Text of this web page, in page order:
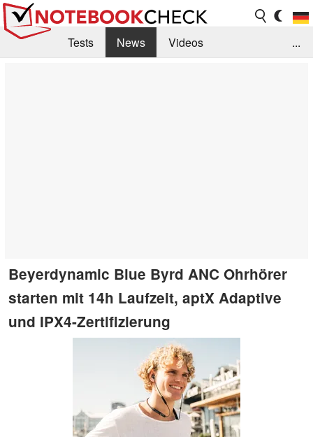
Tests News
Videos
...
Beyerdynamic Blue Byrd ANC Ohrhörer
starten mit 14h Laufzeit, aptX Adaptive
und IPX4-Zertifizierung